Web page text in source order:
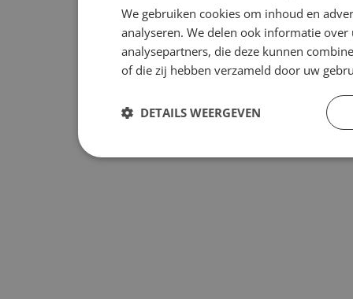
We gebruiken cookies om inhoud en
analyseren. We delen ook informatie
analysepartners, die deze kunnen
of die zij hebben verzameld door uw
DETAILS WEERGEVEN